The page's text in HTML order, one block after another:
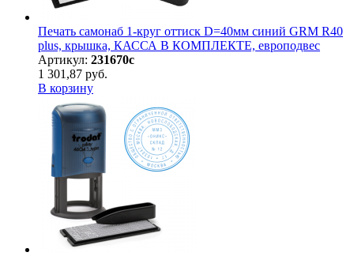
Печать самонаб 1-круг оттиск D=40мм синий GRM R40
plus, крышка, КАССА В КОМПЛЕКТЕ, европодвес
Артикул: 231670с
1 301,87 руб.
В корзину